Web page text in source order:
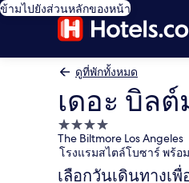
ข้ามไปยังส่วนหลักของหน้า
ดูที่พักทั้งหมด
เดอะ บิล
ที่พัก
4.0
ดาว
The Biltmore Los Angeles
โรงแรมสไตล์โบซาร์ พร้อ
เลือกวันเดินทางเพื่